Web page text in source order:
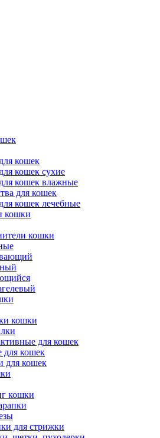
кошек
кошек сухие
кошек влажные
для кошек
кошек лечебные
кошки
кошки
кошки
для кошек
для кошек
для кошек
кошки
для стрижки